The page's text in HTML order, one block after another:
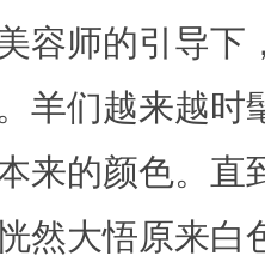
容师的引导下
羊们越来越时
来的颜色。直
然大悟原来白